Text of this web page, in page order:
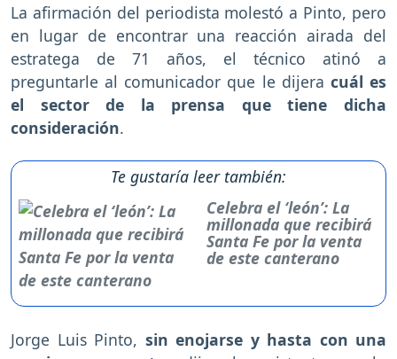
La afirmación del periodista molestó a Pinto, pero
en lugar de encontrar una reacción airada del
estratega de 71 años, el técnico atinó a
preguntarle al comunicador que le dijera cuál es
el sector de la prensa que tiene dicha
consideración.
Te gustaría leer también:
Celebra el ‘león’: La
millonada que recibirá
Santa Fe por la venta
de este canterano
Jorge Luis Pinto, sin enojarse y hasta con una